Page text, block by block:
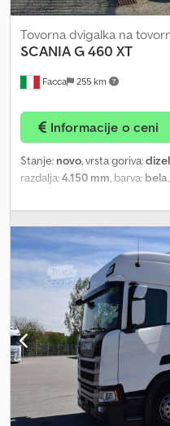
Facca 255 km
Tovorna dvigalka na
SCANIAG 460 XT
Informacije o ceni
Stanje: novo, vrsta goriva:dizel
razdalja:4.150 mm, barva: bela
zapora diferenciala, žerjav,
6, medosna razdalja 4150
s pedalom sklopke + zavorni
vzmetenje, zapora
sedeži, nadgradnja z
izvleki in jibom s 4 izvleki,
razdelilnik z integriranim
hidravlične stabilizacijske
posebnega jekla "Hardox" s
vlečna masa, super
Podatki in značilnosti vozila,
in lahko vsebujejo napake ali
dejansko skladnost